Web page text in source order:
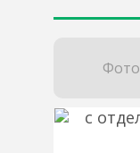
Фото